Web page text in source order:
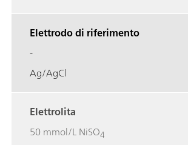
Elettrodo di riferimento
-
Ag/AgCl
Elettrolita
50 mmol/L NiSO4